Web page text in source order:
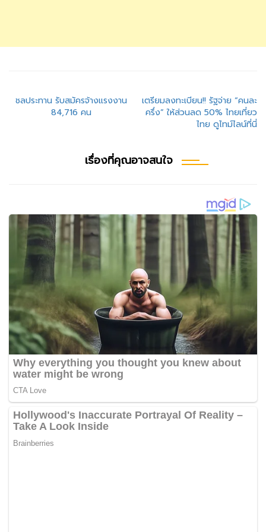
แนะแนว
ชลประทาน รับสมัครจ้างแรงงาน
84,716 คน
เตรียมลงทะเบียน!! รัฐจ่าย “คนละ
ครึ่ง” ให้ส่วนลด 50% ไทยเที่ยว
ไทย ดูไทม์ไลน์ที่นี่
เรื่องที่คุณอาจสนใจ